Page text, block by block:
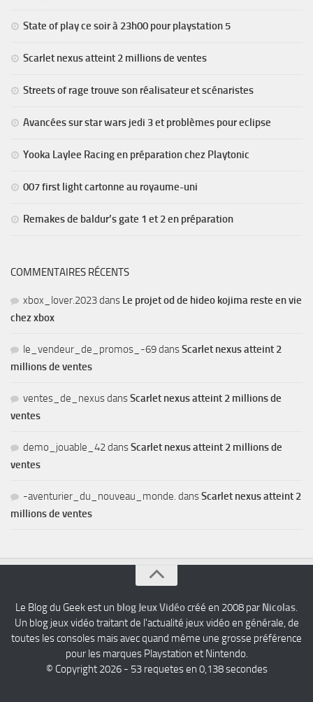
State of play ce soir à 23h00 pour playstation 5
Scarlet nexus atteint 2 millions de ventes
Streets of rage trouve son réalisateur et scénaristes
Avancées sur star wars jedi 3 et problèmes pour eclipse
Yooka Laylee Racing en préparation chez Playtonic
007 first light cartonne au royaume-uni
Remakes de baldur’s gate 1 et 2 en préparation
COMMENTAIRES RÉCENTS
xbox_lover.2023dans Le projet od de hideo kojima reste en vie
chez xbox
le_vendeur_de_promos_-69dansScarlet nexus atteint 2
millions de ventes
ventes_de_nexusdansScarlet nexus atteint 2 millions de
ventes
demo_jouable_42dansScarlet nexus atteint 2 millions de
ventes
-aventurier_du_nouveau_monde. dansScarlet nexus atteint 2
millions de ventes
Le Blog du Geek est un blog Jeux Vidéocréé en 2008 par Nicolas.
Un blog jeux vidéo traitant de l'actualité jeux vidéo en générale, de
toutes les consoles mais avec quand même une grosse préférence
pour les marques Playstation et Nintendo.
© Copyright 2026 - 53 requetes en 0,138 secondes